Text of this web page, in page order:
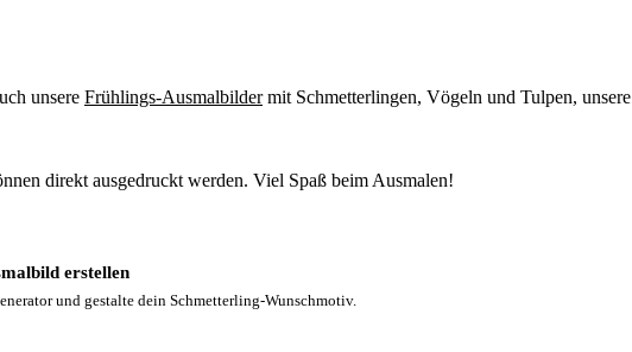
unsere Frühlings-Ausmalbildermit Schmetterlingen, Vögeln und Tulpen, unsere
direkt ausgedruckt werden. Viel Spaß beim Ausmalen!
erstellen
und gestalte dein Schmetterling-Wunschmotiv.